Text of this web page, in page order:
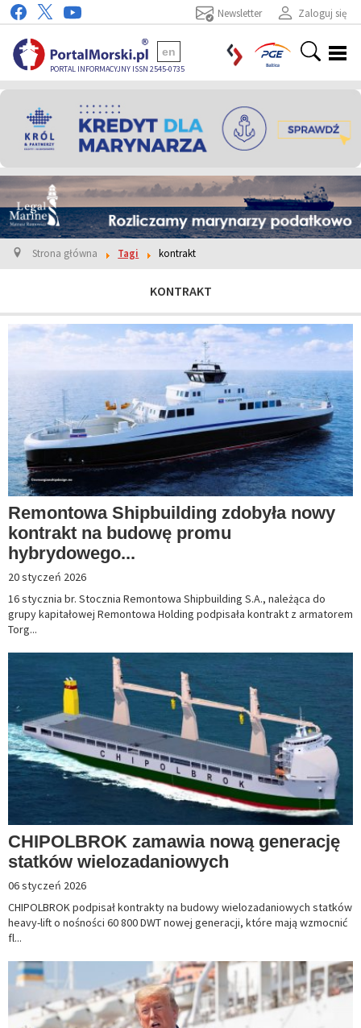
Zaloguj się
Newsletter
PORTAL INFORMACYJNY ISSN 2545-0735
en
Strona główna Tagi kontrakt
KONTRAKT
Remontowa Shipbuilding zdobyła nowy
kontrakt na budowę promu
hybrydowego...
20 styczeń 2026
16 stycznia br. Stocznia Remontowa Shipbuilding S.A., należąca do
grupy kapitałowej Remontowa Holding podpisała kontrakt z armatorem
Torg...
CHIPOLBROK zamawia nową generację
statków wielozadaniowych
06 styczeń 2026
CHIPOLBROK podpisał kontrakty na budowy wielozadaniowych statków
heavy-lift o nośności 60 800 DWT nowej generacji, które mają wzmocnić
fl...